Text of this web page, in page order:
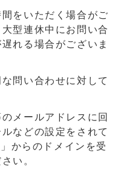
をいただく場合がご
型連休中にお問い合
れる場合がございま
問い合わせに対して
メールアドレスに回
などの設定をされて
からのドメインを受
い。